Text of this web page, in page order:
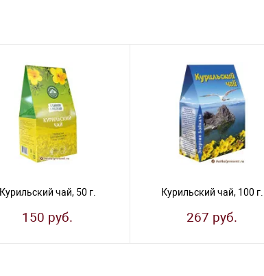
Курильский чай, 50 г.
150 руб.
Курильский чай, 100 г.
267 руб.